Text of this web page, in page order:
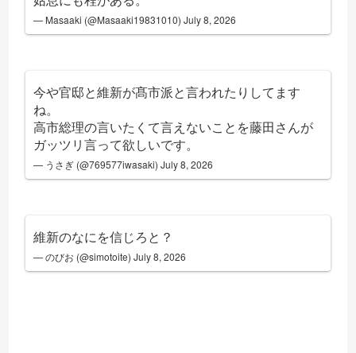
— Masaaki (@Masaaki19831010)July 8, 2026
今や官邸と維新が髙市派と言われたりしてます
ね。
高市総理の言いたくて言えないことを藤田さんが
ガッツリ言って欲しいです。
— うさぎ (@769577iwasaki)July 8, 2026
維新のなにを信じろと？
— のびお (@simotoite)July 8, 2026